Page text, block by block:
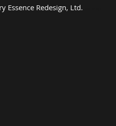
Essence Redesign, Ltd.